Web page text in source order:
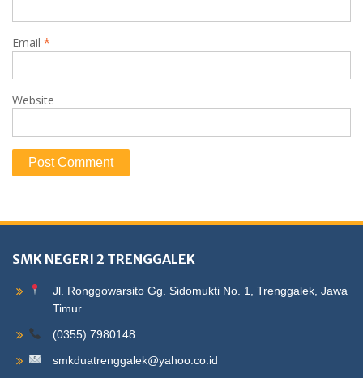
Email *
Website
SMK NEGERI 2 TRENGGALEK
Jl. Ronggowarsito Gg. Sidomukti No. 1, Trenggalek, Jawa
Timur
(0355) 7980148
smkduatrenggalek@yahoo.co.id